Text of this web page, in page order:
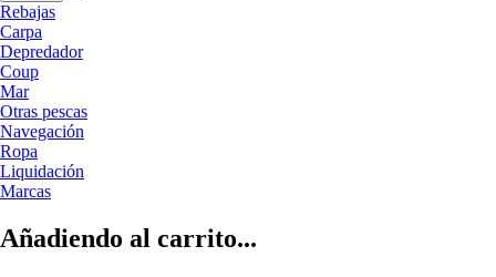
Rebajas
Carpa
Depredador
Coup
Mar
Otras pescas
Navegación
Ropa
Liquidación
Marcas
Añadiendo al carrito...